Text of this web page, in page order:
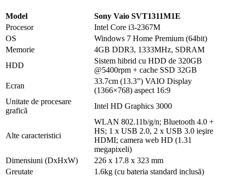
Model
Sony Vaio SVT1311M1E
Procesor
Intel Core i3-2367M
OS
Windows 7 Home Premium (64bit)
Memorie
4GB DDR3, 1333MHz, SDRAM
HDD
Sistem hibrid cu HDD de 320GB
@5400rpm + cache SSD 32GB
Ecran
33.7cm (13.3”) VAIO Display
(1366×768) aspect 16:9
Unitate de procesare
grafică
Intel HD Graphics 3000
Alte caracteristici
WLAN 802.11b/g/n; Bluetooth 4.0 +
HS; 1 x USB 2.0, 2 x USB 3.0 ieşire
HDMI; camera web HD (1.31
megapixeli)
Dimensiuni (DxHxW)
226 x 17.8 x 323 mm
Greutate
1.6kg (cu bateria standard inclusă)